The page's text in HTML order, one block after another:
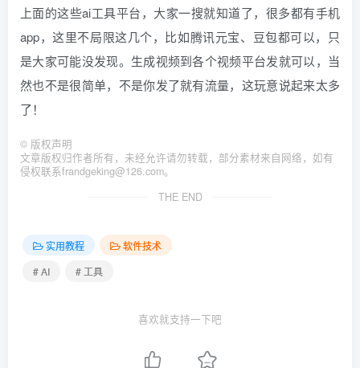
上面的这些ai工具平台，大家一搜就知道了，很多都有手机
app，这里不局限这几个，比如腾讯元宝、豆包都可以，只
是大家可能没发现。生成视频到各个视频平台发就可以，当
然也不是很简单，不是你发了就有流量，这玩意说起来太多
了！
© 版权声明
文章版权归作者所有，未经允许请勿转载，部分素材来自网络，如有
侵权联系frandgeking@126.com。
THE END
实用教程
软件技术
# AI
# 工具
喜欢就支持一下吧